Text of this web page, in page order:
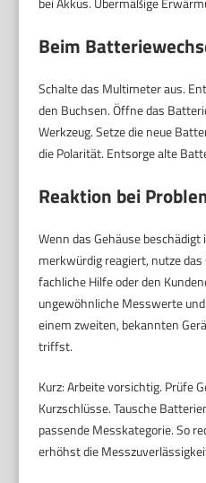
Beim
Schalte das Multimeter aus.
den Buchsen. Öffne das
Werkzeug. Setze die neue
die Polarität. Entsorge alte
Reaktion bei
Wenn das Gehäuse
merkwürdig reagiert, nutze
fachliche Hilfe oder den
ungewöhnliche Messwerte
einem zweiten, bekannten
triffst.
Kurz: Arbeite vorsichtig. Prüfe
Kurzschlüsse. Tausche
passende Messkategorie. So
erhöhst die